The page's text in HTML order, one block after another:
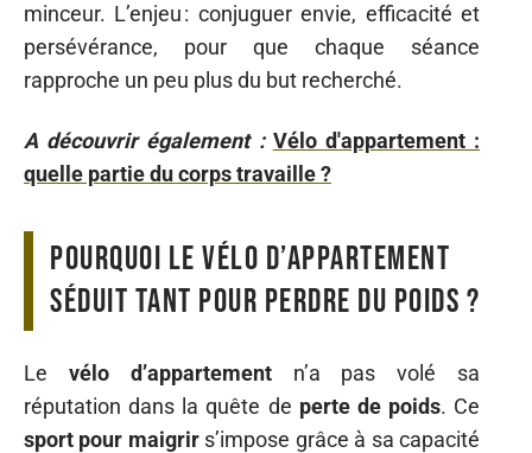
minceur. L’enjeu : conjuguer envie, efficacité et
persévérance, pour que chaque séance
rapproche un peu plus du but recherché.
A découvrir également : Vélo d'appartement :
quelle partie du corps travaille ?
Pourquoi le vélo d’appartement
séduit tant pour perdre du poids ?
Le vélo d’appartementn’a pas volé sa
réputation dans la quête de perte de poids. Ce
sport pour maigrirs’impose grâce à sa capacité